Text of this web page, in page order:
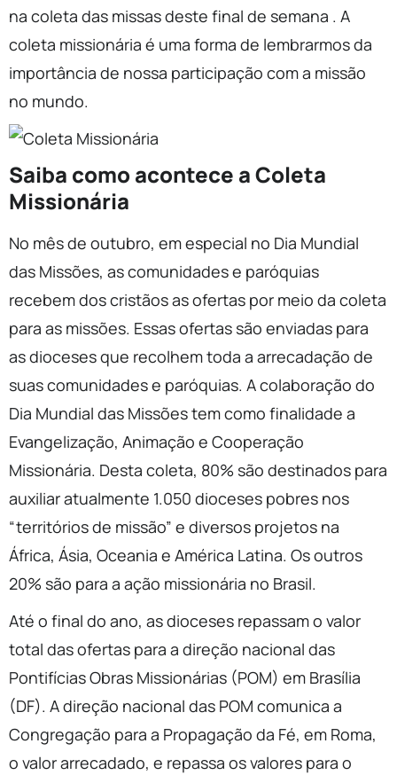
na coleta das missas deste final de semana . A
coleta missionária é uma forma de lembrarmos da
importância de nossa participação com a missão
no mundo.
Saiba como acontece a Coleta
Missionária
No mês de outubro, em especial no Dia Mundial
das Missões, as comunidades e paróquias
recebem dos cristãos as ofertas por meio da coleta
para as missões. Essas ofertas são enviadas para
as dioceses que recolhem toda a arrecadação de
suas comunidades e paróquias. A colaboração do
Dia Mundial das Missões tem como finalidade a
Evangelização, Animação e Cooperação
Missionária. Desta coleta, 80% são destinados para
auxiliar atualmente 1.050 dioceses pobres nos
“territórios de missão” e diversos projetos na
África, Ásia, Oceania e América Latina. Os outros
20% são para a ação missionária no Brasil.
Até o final do ano, as dioceses repassam o valor
total das ofertas para a direção nacional das
Pontifícias Obras Missionárias (POM) em Brasília
(DF). A direção nacional das POM comunica a
Congregação para a Propagação da Fé, em Roma,
o valor arrecadado, e repassa os valores para o